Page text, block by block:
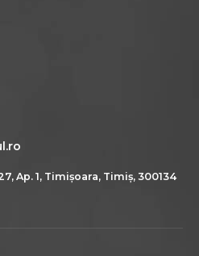
Ap. 1, Timișoara, Timiș, 300134